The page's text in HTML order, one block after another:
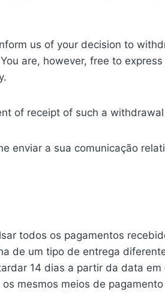
us of your decision to
are, however, free to
of receipt of such a
enviar a sua comunicação
todos os pagamentos
de um tipo de entrega
14 dias a partir da data
mesmos meios de